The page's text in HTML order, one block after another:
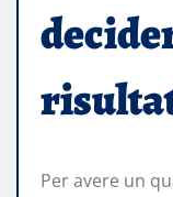
Per avere un